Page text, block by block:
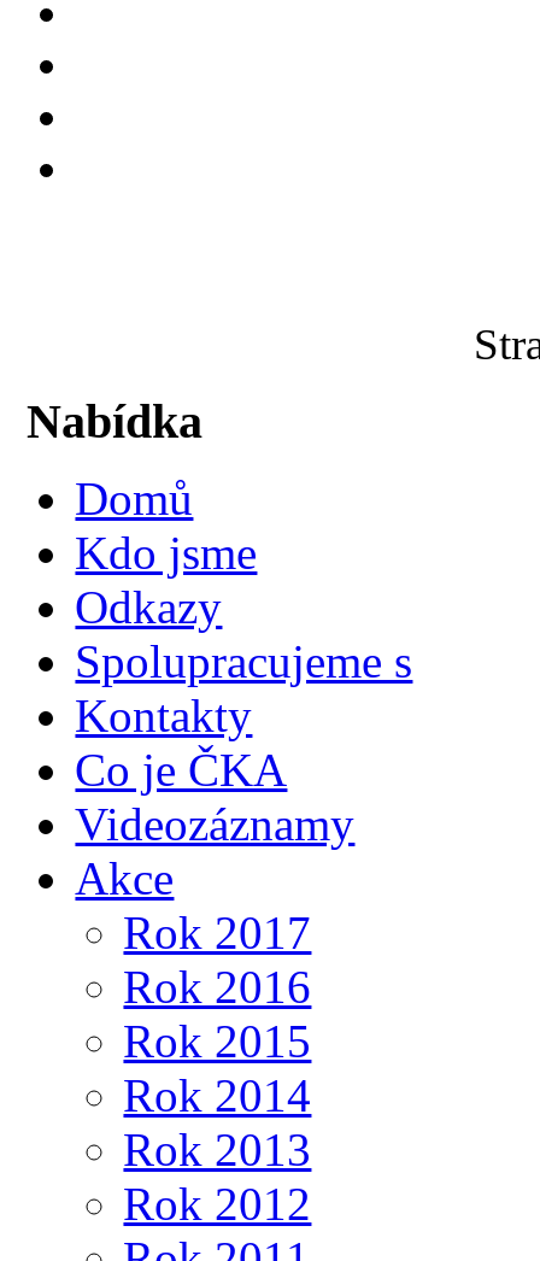
Nabídka
Domů
Kdo jsme
Odkazy
Spolupracujeme s
Kontakty
Co je ČKA
Videozáznamy
Akce
Rok 2017
Rok 2016
Rok 2015
Rok 2014
Rok 2013
Rok 2012